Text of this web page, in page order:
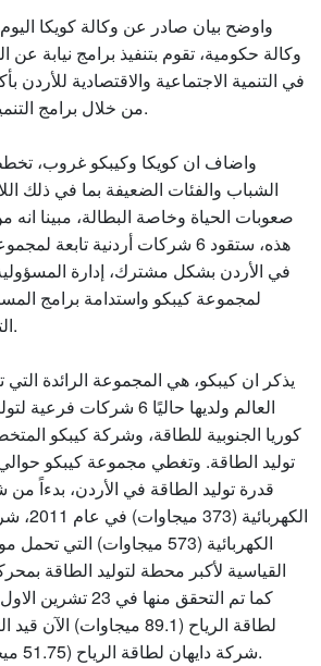
واوضح بيان صادر عن وكالة كويكا
وكالة حكومية، تقوم بتنفيذ برامج نيابة عن
من خلال برامج التنمية المختلفة، منذ 2005.
واضاف ان كويكا وكيبكو غروب،
الشباب والفئات الضعيفة بما في ذلك
صعوبات الحياة وخاصة البطالة، مبينا انه
هذه، ستقود 6 شركات أردنية
في الأردن بشكل مشترك، إدارة
لمجموعة كيبكو واستدامة برامج
التابعة لكويكا في الأردن.
يذكر ان كيبكو، هي المجموعة الرائدة التي
العالم ولديها حاليًا 6
كوريا الجنوبية للطاقة، وشركة كيبكو
قدرة توليد الطاقة في الأردن، بدءاً
الكهربائية (573 ميجاوات)
القياسية لأكبر محطة لتوليد الطاقة
لطاقة الرياح (89.1
شركة دايهان لطاقة الرياح (51.75 ميجاوات) في ايار المقبل.